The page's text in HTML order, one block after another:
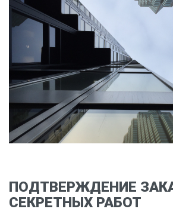
ПОДТВЕРЖДЕНИЕ
СЕКРЕТНЫХ РАБОТ
Владимир
Волгоград
Воронеж
Е
Екатеринбург
И
Иваново
Иркутск
К